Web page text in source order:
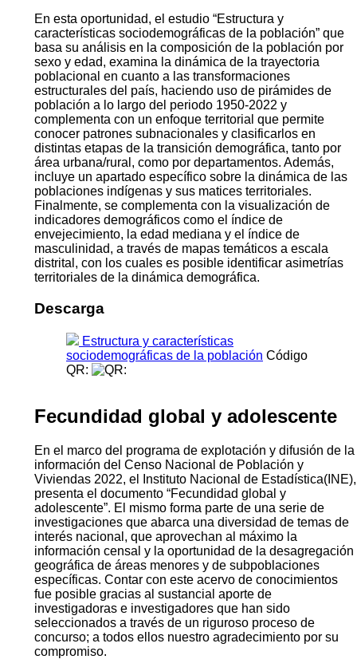
En esta oportunidad, el estudio “Estructura y
características sociodemográficas de la población” que
basa su análisis en la composición de la población por
sexo y edad, examina la dinámica de la trayectoria
poblacional en cuanto a las transformaciones
estructurales del país, haciendo uso de pirámides de
población a lo largo del periodo 1950-2022 y
complementa con un enfoque territorial que permite
conocer patrones subnacionales y clasificarlos en
distintas etapas de la transición demográfica, tanto por
área urbana/rural, como por departamentos. Además,
incluye un apartado específico sobre la dinámica de las
poblaciones indígenas y sus matices territoriales.
Finalmente, se complementa con la visualización de
indicadores demográficos como el índice de
envejecimiento, la edad mediana y el índice de
masculinidad, a través de mapas temáticos a escala
distrital, con los cuales es posible identificar asimetrías
territoriales de la dinámica demográfica.
Descarga
Estructura y características
sociodemográficas de la población Código
QR:
Fecundidad global y adolescente
En el marco del programa de explotación y difusión de la
información del Censo Nacional de Población y
Viviendas 2022, el Instituto Nacional de Estadística(INE),
presenta el documento “Fecundidad global y
adolescente”. El mismo forma parte de una serie de
investigaciones que abarca una diversidad de temas de
interés nacional, que aprovechan al máximo la
información censal y la oportunidad de la desagregación
geográfica de áreas menores y de subpoblaciones
específicas. Contar con este acervo de conocimientos
fue posible gracias al sustancial aporte de
investigadoras e investigadores que han sido
seleccionados a través de un riguroso proceso de
concurso; a todos ellos nuestro agradecimiento por su
compromiso.